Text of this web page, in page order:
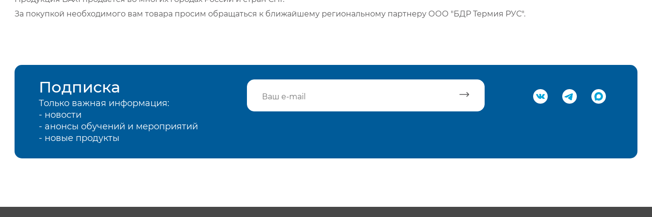
За покупкой необходимого вам товара просим обращаться к ближайшему региональному партнеру ООО "БДР Термия РУС".
Подписка
Только важная информация:
- новости
- анонсы обучений и мероприятий
- новые продукты